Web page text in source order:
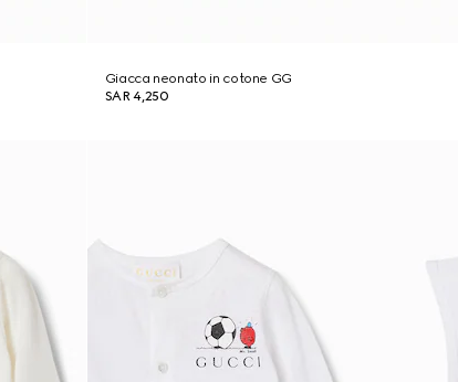
Giacca neonato in cotone GG
SAR 4,250